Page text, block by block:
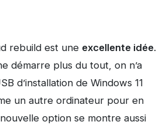
rebuild est une excellente idée.
démarre plus du tout, on n’a
d’installation de Windows 11
un autre ordinateur pour en
option se montre aussi